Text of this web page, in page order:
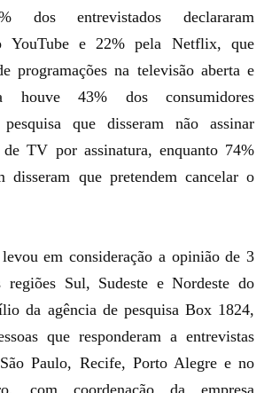
dos entrevistados declararam
YouTube e 22% pela Netflix, que
programações na televisão aberta e
houve 43% dos consumidores
que disseram não assinar
TV por assinatura, enquanto 74%
disseram que pretendem cancelar o
em consideração a opinião de 3
regiões Sul, Sudeste e Nordeste do
da agência de pesquisa Box 1824,
que responderam a entrevistas
Paulo, Recife, Porto Alegre e no
com coordenação da empresa